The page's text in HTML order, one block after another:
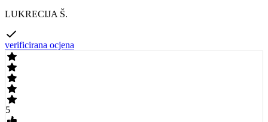
LUKRECIJA Š.
verificirana ocjena
5